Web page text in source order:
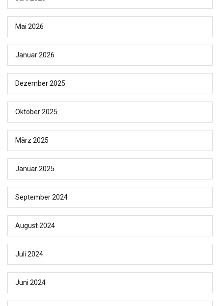
Mai 2026
Januar 2026
Dezember 2025
Oktober 2025
März 2025
Januar 2025
September 2024
August 2024
Juli 2024
Juni 2024